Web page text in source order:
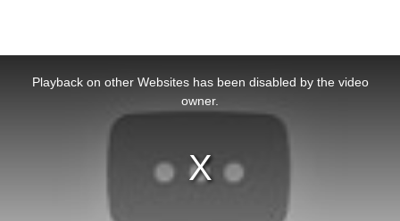
Playback on other Websites has been disabled by the video
owner.